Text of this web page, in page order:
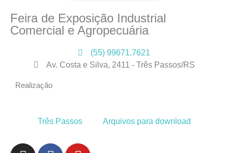
Feira de Exposição Industrial
Comercial e Agropecuária
(55) 99671.7621
Av. Costa e Silva, 2411 - Três Passos/RS
Realização
Três Passos Arquivos para download